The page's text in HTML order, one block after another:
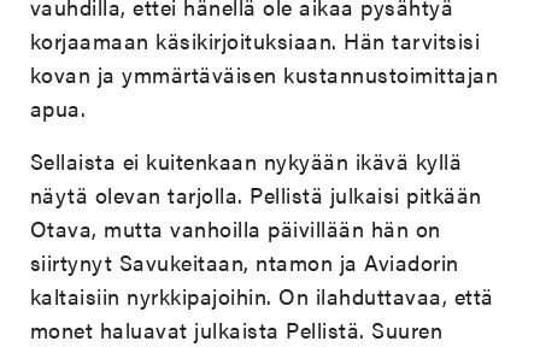
vauhdilla, ettei hänellä ole aikaa pysähtyä
korjaamaan käsikirjoituksiaan. Hän tarvitsisi
kovan ja ymmärtäväisen kustannustoimittajan
apua.
Sellaista ei kuitenkaan nykyään ikävä kyllä
näytä olevan tarjolla. Pellistä julkaisi pitkään
Otava, mutta vanhoilla päivillään hän on
siirtynyt Savukeitaan, ntamon ja Aviadorin
kaltaisiin nyrkkipajoihin. On ilahduttavaa, että
monet haluavat julkaista Pellistä. Suuren